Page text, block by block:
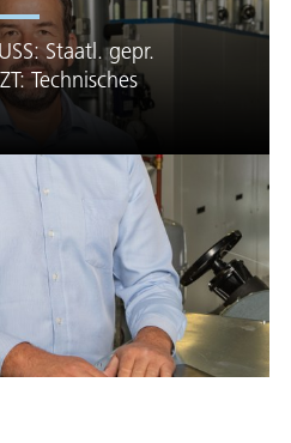
Staatl. gepr.
Technisches